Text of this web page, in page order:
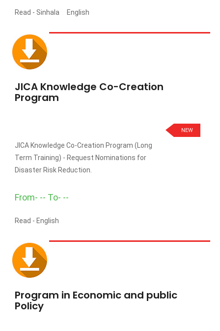
Read - Sinhala English
JICA Knowledge Co-Creation
Program
NEW
JICA Knowledge Co-Creation Program (Long
Term Training) - Request Nominations for
Disaster Risk Reduction.
From- -- To- --
Read - English
Program in Economic and public
Policy